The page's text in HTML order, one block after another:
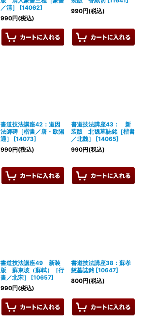
／清］
[14062]
990円(税込)
990円(税込)
書道技法講座42：道因
法師碑［楷書／唐・欧陽
通］
[14073]
990円(税込)
書道技法講座43： 新
装版 北魏墓誌銘［楷書
／北魏］
[14065]
990円(税込)
書道技法講座49 新装
版 蘇東坡（蘇軾）［行
書／北宋］
[10657]
990円(税込)
書道技法講座38：蘇孝
慈墓誌銘 [10647]
800円(税込)